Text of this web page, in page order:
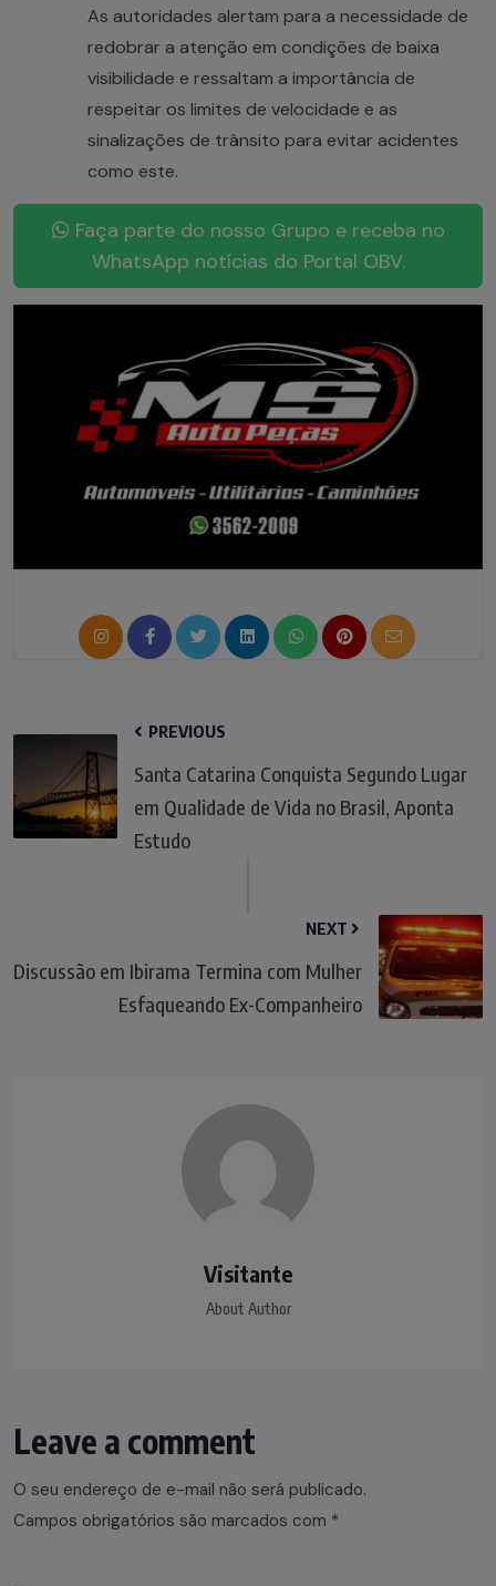
As autoridades alertam para a necessidade de
redobrar a atenção em condições de baixa
visibilidade e ressaltam a importância de
respeitar os limites de velocidade e as
sinalizações de trânsito para evitar acidentes
como este.
Faça parte do nosso Grupo e receba no
WhatsApp notícias do Portal OBV.
PREVIOUS
Santa Catarina Conquista Segundo Lugar
em Qualidade de Vida no Brasil, Aponta
Estudo
NEXT
Discussão em Ibirama Termina com Mulher
Esfaqueando Ex-Companheiro
Visitante
About Author
Leave a comment
O seu endereço de e-mail não será publicado.
Campos obrigatórios são marcados com *